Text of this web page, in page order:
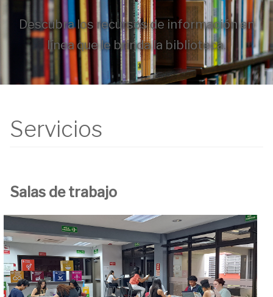
Descubra los recursos de información en
línea que le brinda la biblioteca.
Servicios
Salas de trabajo